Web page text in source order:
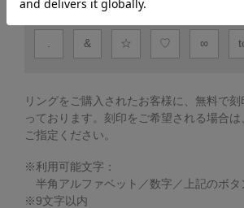
. & ☆ ♡ ∞
リングをご購入されたお客様に、無料で
っております。 刻印をご希望される場合
ご指定ください。
※利用可能文字：
半角アルファベット／数字／上記のボタ
※9文字以内